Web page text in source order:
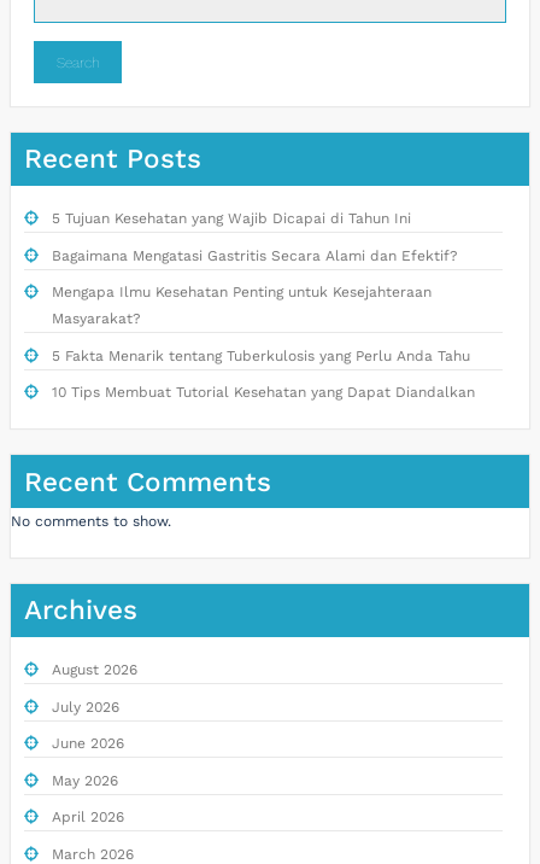
Search
Recent Posts
5 Tujuan Kesehatan yang Wajib Dicapai di Tahun Ini
Bagaimana Mengatasi Gastritis Secara Alami dan Efektif?
Mengapa Ilmu Kesehatan Penting untuk Kesejahteraan
Masyarakat?
5 Fakta Menarik tentang Tuberkulosis yang Perlu Anda Tahu
10 Tips Membuat Tutorial Kesehatan yang Dapat Diandalkan
Recent Comments
No comments to show.
Archives
August 2026
July 2026
June 2026
May 2026
April 2026
March 2026